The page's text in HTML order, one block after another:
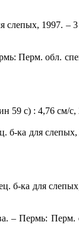
слепых, 1997. –
Перм. обл.
59 с) : 4,76 см/с,
б-ка для
б-ка для
– Пермь: Перм.